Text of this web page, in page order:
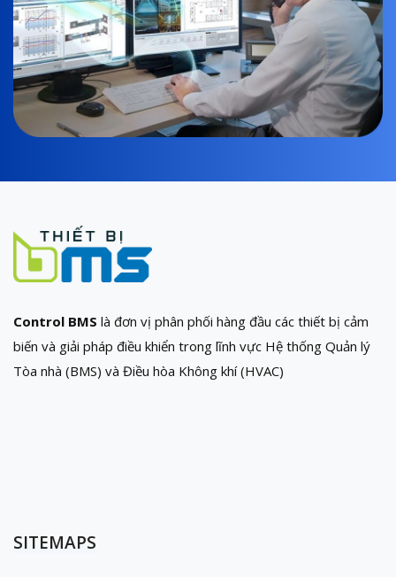
Control BMS là đơn vị phân phối hàng đầu các thiết bị cảm
biến và giải pháp điều khiển trong lĩnh vực Hệ thống Quản lý
Tòa nhà (BMS) và Điều hòa Không khí (HVAC)
SITEMAPS